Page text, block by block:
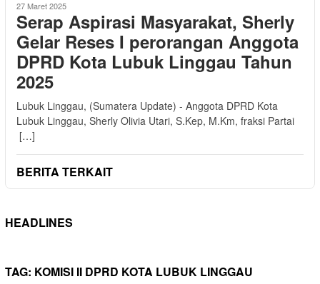
27 Maret 2025
Serap Aspirasi Masyarakat, Sherly
Gelar Reses I perorangan Anggota
DPRD Kota Lubuk Linggau Tahun
2025
Lubuk Linggau, (Sumatera Update) - Anggota DPRD Kota
Lubuk Linggau, Sherly Olivia Utari, S.Kep, M.Km, fraksi Partai
[…]
BERITA TERKAIT
HEADLINES
TAG: KOMISI II DPRD KOTA LUBUK LINGGAU